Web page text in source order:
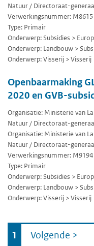
Natuur / Directoraat-
Verwerkingsnummer: M8615
Type: Primair
Onderwerp: Subsidies >
Onderwerp: Landbouw >
Onderwerp: Visserij > Visserij
Openbaarmaking
2020 en GVB-
Organisatie: Ministerie van
Natuur / Directoraat-
Organisatie: Ministerie van
Natuur / Directoraat-
Verwerkingsnummer: M9194
Type: Primair
Onderwerp: Subsidies >
Onderwerp: Landbouw >
Onderwerp: Visserij > Visserij
naar
1 Volgende >